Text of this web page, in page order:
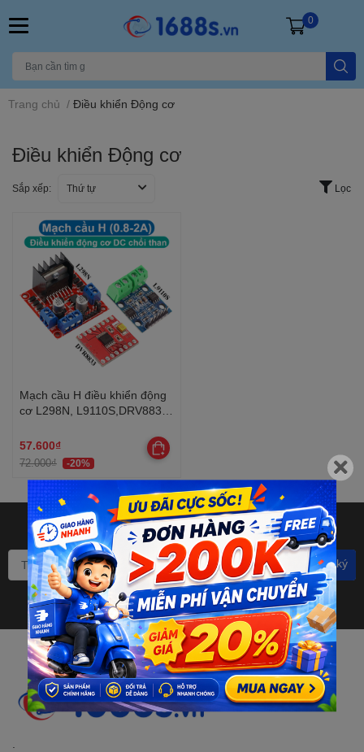
0
Trang chủ / Điều khiển Động cơ
Điều khiển Động cơ
Sắp xếp: Thứ tự Lọc
Mạch cầu H điều khiển động
cơ L298N, L9110S,DRV8833
57.600₫
72.000₫ -20%
Bạn muốn nhận khuyến mãi
đặc biệt? Đăng ký ngay.
Đăng ký